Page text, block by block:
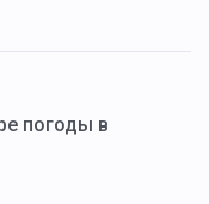
погоды в